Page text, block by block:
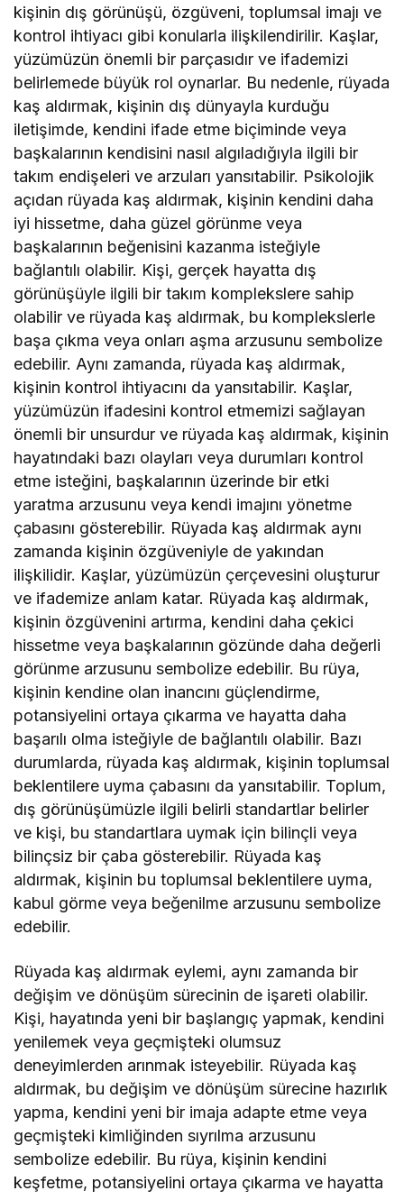
kişinin dış görünüşü, özgüveni, toplumsal imajı ve
kontrol ihtiyacı gibi konularla ilişkilendirilir. Kaşlar,
yüzümüzün önemli bir parçasıdır ve ifademizi
belirlemede büyük rol oynarlar. Bu nedenle, rüyada
kaş aldırmak, kişinin dış dünyayla kurduğu
iletişimde, kendini ifade etme biçiminde veya
başkalarının kendisini nasıl algıladığıyla ilgili bir
takım endişeleri ve arzuları yansıtabilir. Psikolojik
açıdan rüyada kaş aldırmak, kişinin kendini daha
iyi hissetme, daha güzel görünme veya
başkalarının beğenisini kazanma isteğiyle
bağlantılı olabilir. Kişi, gerçek hayatta dış
görünüşüyle ilgili bir takım komplekslere sahip
olabilir ve rüyada kaş aldırmak, bu komplekslerle
başa çıkma veya onları aşma arzusunu sembolize
edebilir. Aynı zamanda, rüyada kaş aldırmak,
kişinin kontrol ihtiyacını da yansıtabilir. Kaşlar,
yüzümüzün ifadesini kontrol etmemizi sağlayan
önemli bir unsurdur ve rüyada kaş aldırmak, kişinin
hayatındaki bazı olayları veya durumları kontrol
etme isteğini, başkalarının üzerinde bir etki
yaratma arzusunu veya kendi imajını yönetme
çabasını gösterebilir. Rüyada kaş aldırmak aynı
zamanda kişinin özgüveniyle de yakından
ilişkilidir. Kaşlar, yüzümüzün çerçevesini oluşturur
ve ifademize anlam katar. Rüyada kaş aldırmak,
kişinin özgüvenini artırma, kendini daha çekici
hissetme veya başkalarının gözünde daha değerli
görünme arzusunu sembolize edebilir. Bu rüya,
kişinin kendine olan inancını güçlendirme,
potansiyelini ortaya çıkarma ve hayatta daha
başarılı olma isteğiyle de bağlantılı olabilir. Bazı
durumlarda, rüyada kaş aldırmak, kişinin toplumsal
beklentilere uyma çabasını da yansıtabilir. Toplum,
dış görünüşümüzle ilgili belirli standartlar belirler
ve kişi, bu standartlara uymak için bilinçli veya
bilinçsiz bir çaba gösterebilir. Rüyada kaş
aldırmak, kişinin bu toplumsal beklentilere uyma,
kabul görme veya beğenilme arzusunu sembolize
edebilir.
Rüyada kaş aldırmak eylemi, aynı zamanda bir
değişim ve dönüşüm sürecinin de işareti olabilir.
Kişi, hayatında yeni bir başlangıç yapmak, kendini
yenilemek veya geçmişteki olumsuz
deneyimlerden arınmak isteyebilir. Rüyada kaş
aldırmak, bu değişim ve dönüşüm sürecine hazırlık
yapma, kendini yeni bir imaja adapte etme veya
geçmişteki kimliğinden sıyrılma arzusunu
sembolize edebilir. Bu rüya, kişinin kendini
keşfetme, potansiyelini ortaya çıkarma ve hayatta